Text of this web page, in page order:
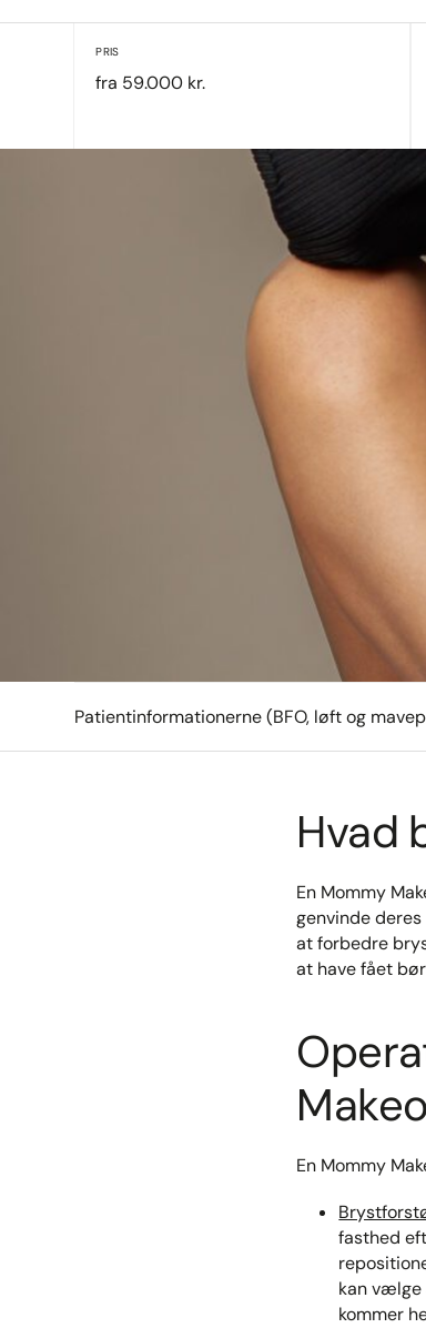
PRIS
fra 59.000 kr.
Patientinformationerne (BFO, løft og
Hvad
En Mommy
genvinde
at forbedre
at have fået
En Mommy
fasthed
kan vælge
kommer